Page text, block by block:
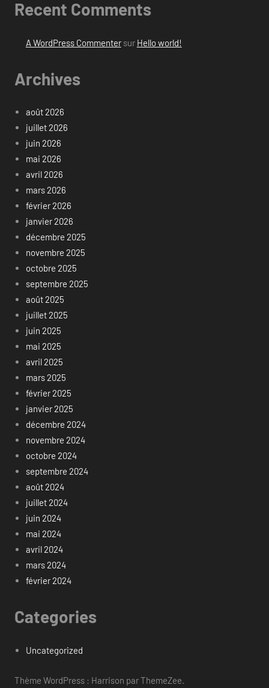
Recent Comments
A WordPress Commentersur Hello world!
Archives
août 2026
juillet 2026
juin 2026
mai 2026
avril 2026
mars 2026
février 2026
janvier 2026
décembre 2025
novembre 2025
octobre 2025
septembre 2025
août 2025
juillet 2025
juin 2025
mai 2025
avril 2025
mars 2025
février 2025
janvier 2025
décembre 2024
novembre 2024
octobre 2024
septembre 2024
août 2024
juillet 2024
juin 2024
mai 2024
avril 2024
mars 2024
février 2024
Categories
Uncategorized
Thème WordPress : Harrison par ThemeZee.